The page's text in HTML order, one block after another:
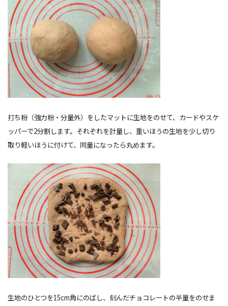
打ち粉（強力粉・分量外）をしたマットに生地をのせて、カードやスケ
ッパーで2分割します。それぞれを計量し、重いほうの生地を少し切り
取り軽いほうに付けて、同量になったら丸めます。
生地のひとつを15cm角にのばし、刻んだチョコレートの半量をのせま